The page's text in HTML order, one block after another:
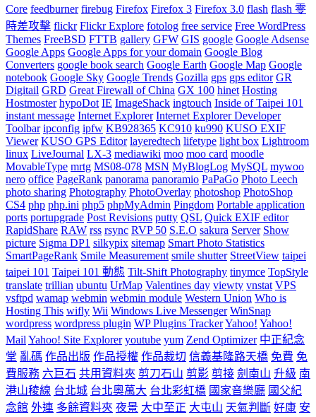
Core feedburner firebug Firefox Firefox 3 Firefox 3.0 flash flash 零
時差攻擊 flickr Flickr Explore fotolog free service Free WordPress
Themes FreeBSD FTTB gallery GFW GIS google Google Adsense
Google Apps Google Apps for your domain Google Blog
Converters google book search Google Earth Google Map Google
notebook Google Sky Google Trends Gozilla gps gps editor GR
Digitail GRD Great Firewall of China GX 100 hinet Hosting
Hostmoster hypoDot IE ImageShack ingtouch Inside of Taipei 101
instant message Internet Explorer Internet Explorer Developer
Toolbar ipconfig ipfw KB928365 KC910 ku990 KUSO EXIF
Viewer KUSO GPS Editor layeredtech lifetype light box Lightroom
linux LiveJournal LX-3 mediawiki moo moo card moodle
MovableType mrtg MS08-078 MSN MyBlogLog MySQL mywoo
nero office PageRank panorama panoramio PaPaGo Photo Leech
photo sharing Photography PhotoOverlay photoshop PhotoShop
CS4 php php.ini php5 phpMyAdmin Pingdom Portable application
ports portupgrade Post Revisions putty QSL Quick EXIF editor
RapidShare RAW rss rsync RVP 50 S.E.O sakura Server Show
picture Sigma DP1 silkypix sitemap Smart Photo Statistics
SmartPageRank Smile Measurement smile shutter StreetView taipei
taipei 101 Taipei 101 動態 Tilt-Shift Photography tinymce TopStyle
translate trillian ubuntu UrMap Valentines day viewty vnstat VPS
vsftpd wamap webmin webmin module Western Union Who is
Hosting This wifly Wii Windows Live Messenger WinSnap
wordpress wordpress plugin WP Plugins TrackerYahoo! Yahoo!
MailYahoo! Site Explorer youtube yum Zend Optimizer 中正紀念
堂 亂碼 作品出版 作品授權 作品裁切 信義基隆路天橋 免費 免
費服務 六巨石 共用資料夾 剪刀石山 剪影 剪接 劍南山 升級 南
港山稜線 台北城 台北奧萬大 台北彩虹橋 國家音樂廳 國父紀
念館 外連 多餘資料夾 夜景 大中至正 大屯山 天氣判斷 好康 安